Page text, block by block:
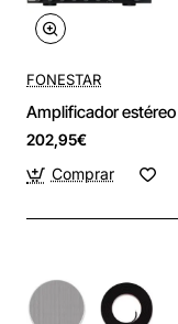
FONESTAR
Amplificador
202,95€
Comprar